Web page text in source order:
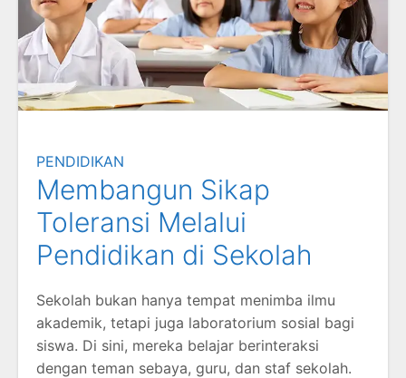
PENDIDIKAN
Membangun Sikap
Toleransi Melalui
Pendidikan di Sekolah
Sekolah bukan hanya tempat menimba ilmu
akademik, tetapi juga laboratorium sosial bagi
siswa. Di sini, mereka belajar berinteraksi
dengan teman sebaya, guru, dan staf sekolah.